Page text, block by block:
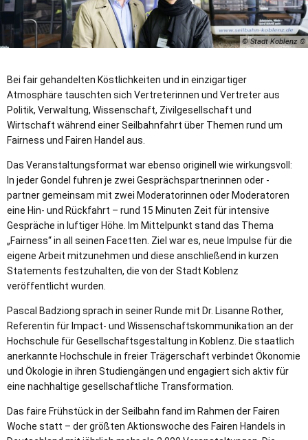
© Stadt Koblenz
Bei fair gehandelten Köstlichkeiten und in einzigartiger
Atmosphäre tauschten sich Vertreterinnen und Vertreter aus
Politik, Verwaltung, Wissenschaft, Zivilgesellschaft und
Wirtschaft während einer Seilbahnfahrt über Themen rund um
Fairness und Fairen Handel aus.
Das Veranstaltungsformat war ebenso originell wie wirkungsvoll:
In jeder Gondel fuhren je zwei Gesprächspartnerinnen oder -
partner gemeinsam mit zwei Moderatorinnen oder Moderatoren
eine Hin- und Rückfahrt – rund 15 Minuten Zeit für intensive
Gespräche in luftiger Höhe. Im Mittelpunkt stand das Thema
„Fairness“ in all seinen Facetten. Ziel war es, neue Impulse für die
eigene Arbeit mitzunehmen und diese anschließend in kurzen
Statements festzuhalten, die von der Stadt Koblenz
veröffentlicht wurden.
Pascal Badziong sprach in seiner Runde mit Dr. Lisanne Rother,
Referentin für Impact- und Wissenschaftskommunikation an der
Hochschule für Gesellschaftsgestaltung in Koblenz. Die staatlich
anerkannte Hochschule in freier Trägerschaft verbindet Ökonomie
und Ökologie in ihren Studiengängen und engagiert sich aktiv für
eine nachhaltige gesellschaftliche Transformation.
Das faire Frühstück in der Seilbahn fand im Rahmen der Fairen
Woche statt – der größten Aktionswoche des Fairen Handels in